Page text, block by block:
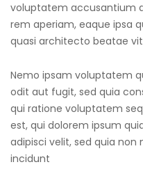
voluptatem accusantium
rem aperiam, eaque ipsa
quasi architecto beatae
Nemo ipsam voluptatem
odit aut fugit, sed quia
qui ratione voluptatem
est, qui dolorem ipsum
adipisci velit, sed quia
incidunt